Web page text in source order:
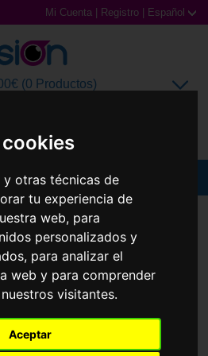
y otras técnicas de
tu experiencia de
web, para
personalizados y
para analizar el
web y para comprender
visitantes.
Aceptar
Mi Cuenta Registro Español
(0 Productos)
de Sol
Graduadas
Deportivas
PR A20S